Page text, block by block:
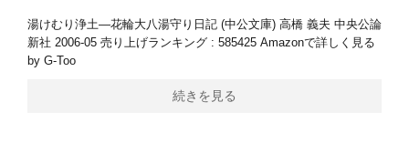
湯けむり浄土―花輪大八湯守り日記 (中公文庫) 高橋 義夫 中央公論
新社 2006-05 売り上げランキング : 585425 Amazonで詳しく見る
by G-Too
続きを見る